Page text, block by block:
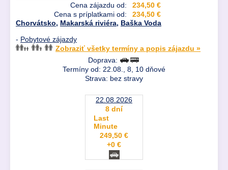
Cena zájazdu od:
234,50 €
Cena s príplatkami od:
234,50 €
Chorvátsko, Makarská riviéra, Baška Voda
- Pobytové zájazdy
Zobraziť všetky termíny a popis zájazdu »
Doprava:
Termíny od: 22.08., 8, 10 dňové
Strava: bez stravy
22.08.2026
8 dní
Last
Minute
249,50 €
+0 €